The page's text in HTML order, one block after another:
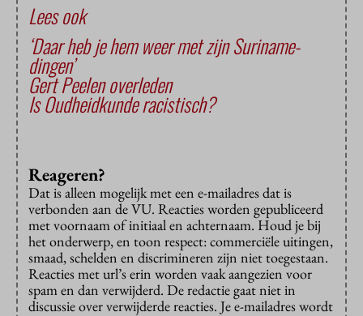
Lees ook
‘Daar heb je hem weer met zijn Suriname-
dingen’
Gert Peelen overleden
Is Oudheidkunde racistisch?
Reageren?
Dat is alleen mogelijk met een e-mailadres dat is
verbonden aan de VU. Reacties worden gepubliceerd
met voornaam of initiaal en achternaam. Houd je bij
het onderwerp, en toon respect: commerciële uitingen,
smaad, schelden en discrimineren zijn niet toegestaan.
Reacties met url’s erin worden vaak aangezien voor
spam en dan verwijderd. De redactie gaat niet in
discussie over verwijderde reacties. Je e-mailadres wordt